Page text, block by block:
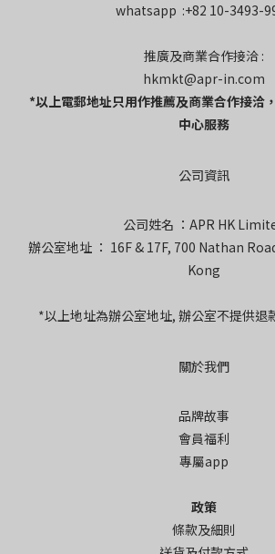
whatsapp :+82 10-3493-
推廣及商業合作接洽 :
hkmkt@apr-in.com
*以上電郵地址只用作推薦及商業合作接洽
中心服務
公司資訊
公司姓名 ：APR HK
辦公室地址 ： 16F & 17F, 700 Nathan
Kong
*以上地址為辦公室地址, 辦公室不提供退
關於我們
品牌故事
會員福利
專屬app
政策
條款及細則